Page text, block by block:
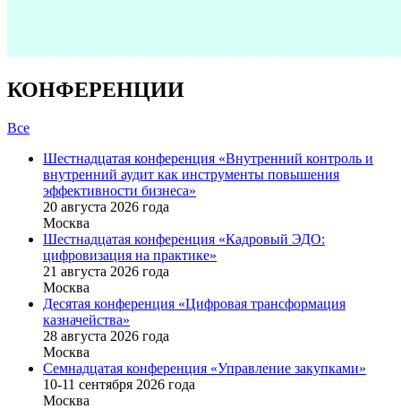
КОНФЕРЕНЦИИ
Все
Шестнадцатая конференция «Внутренний контроль и
внутренний аудит как инструменты повышения
эффективности бизнеса»
20 августа 2026 года
Москва
Шестнадцатая конференция «Кадровый ЭДО:
цифровизация на практике»
21 августа 2026 года
Москва
Десятая конференция «Цифровая трансформация
казначейства»
28 августа 2026 года
Москва
Семнадцатая конференция «Управление закупками»
10-11 сентября 2026 года
Москва